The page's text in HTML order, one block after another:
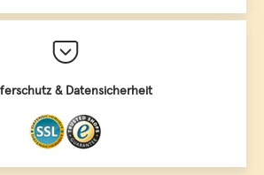
& Datensicherheit